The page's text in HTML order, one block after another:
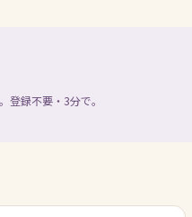
登録不要・3分で。